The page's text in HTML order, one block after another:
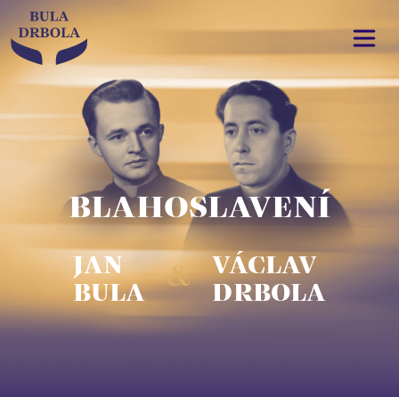
BLAHOSLAVENÍ
JAN
BULA
&
VÁCLAV
DRBOLA